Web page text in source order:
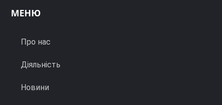
МЕНЮ
Про нас
Діяльність
Новини